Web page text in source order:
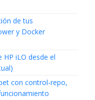
de tus
y Docker
iLO desde el
con control-repo,